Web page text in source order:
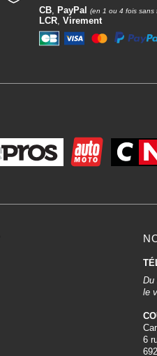
CB, PayPal (en 1 ou 4 fois sans
LCR,Virement
Du
le
6